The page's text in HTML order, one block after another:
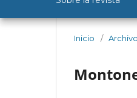
Inicio /